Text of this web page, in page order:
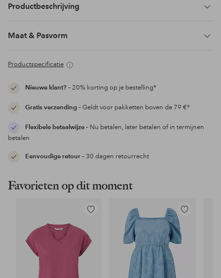
Productbeschrijving
Maat & Pasvorm
Productspecificatie
Nieuwe klant?– 20% korting op je bestelling*
Gratis verzending– Geldt voor pakketten boven de 79 €*
Flexibele betaalwijze– Nu betalen, later betalen of in termijnen
betalen
Eenvoudige retour– 30 dagen retourrecht
Favorieten op dit moment
Toevoegen
favorieten
Toevoegen
aan
favorieten